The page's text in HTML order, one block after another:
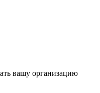
вашу организацию